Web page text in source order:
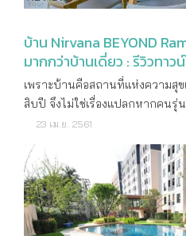
ตลอด 24 ชม. ราคา : เริ่มต้น 1,690,000 บาท ค่าส่วนกลาง : 35
บาท ต่อตร.วา. ปีที่สร้างเสร็จ : พร้
: EXTRA FUNCTION เหนือกว่า
ห้องน้ำ พร้อมเพิ่มฟังก์ชันพิเศษ อ
ทาวน์โฮม 2 ชั้น มีห้องอเนกประส
เป็นห้องต่างๆ ได้ตามต้องการ พิเ
นวัตกรรมครัวไทย ติดถนนใหญ่ ใ
สาธารณะใกล้เคียง : ทางด่วน
สถานที่ใกล้เคียง : BigC
เจริญผล,รร.นานาชาตินอริช
บ้าน Nirvana BEYOND
มากกว่าบ้านเดี่ยว : รีวิวทาว
เพราะบ้านคือสถานที่แห่งความสุขและจะอยู่คู่กับเราไปอีกหลายสิบปี จึงไม่ใช่เรื่องแปลกหากคนรุ่นใหม่จะเลือกบ้านที่สมบูรณ์พร้อม ทั้งเรื่องของทำเลที่ต้องเดินทางรวดเร็วเชื่อมต่อชีวิตเมืองเป็นเรื่องง่าย ความสวยงามของดีไซน์และฟังก์ชั่นการใช้งานในบ้าน ความเงียบสงบที่ชวนให้ทุกวันเป็นวันพักผ่อน หรือแม้กระทั่งสังคมเพื่อนบ้านที่เราสามารถออกแบบเองได้รวมไปจนถึงสิ่งอำนวยความสะดวกสบายโดยรอบต้องครบครัน ซึ่งการจะหาบ้านที่ตอบโจทย์ความต้องการและตรงกับไลฟ์สไตล์ของคนเมืองรุ่นใหม่ก็ไม่ใช่เรื่องยากอีกต่อไป เพราะวันนี้เรามีบ้านเดี่ยว “Nirvana BEYOND Rama 2 (เนอวานา บียอนด์ พระราม 2)” โครงการระดับลักซ์ชัวรี่ของ บริษัท เนอวานา ไดอิ จำกัด (มหาชน) ที่มีสภาพแวดล้อมสวยงามและสมบูรณ์ที่สุดในโซนพระราม 2 มาแนะนำในวันนี้ สำหรับโครงการ “เนอวานา บียอนด์ พระราม 2” ตั้งอยู่ติดถนนใหญ่พระราม 2 ฝั่งขาออกเมืองที่มุ่งหน้าไปทางสมุทรสาคร ระหว่างทางแยกไปถนนบางขุนเทียน-ชายทะเล หรือทางผ่านจากกรุงเทพไปชะอำ-หัวหิน โดยทำเลฝั่งพระราม 2 ถือว่าเป็นทำเลฝั่งธนทางตอนใต้ที่เหล่าดีเวลลอปเปอร์สนใจลงทุนพัฒนาเป็นอสังหาฯ ประเภทที่อยู่อาศัยทั้งโครงการบ้านเดี่ยว และทาวน์โฮมต่างๆ จุดเด่นคือมีถนนให้สามารถเลือกใช้และเชื่อมต่อไปได้หลายเส้นทาง อาทิ ถนนบางขุนเทียน, วงแหวนรอบนอก, ถนนพุทธบูชา, ถนนประชาอุทิศ, ถนนสุขสวัสดิ์ที่มีรถไฟฟ้าสายสีม่วงวิ่งผ่าน แถมยังอยู่ไม่ไกลจากจุดขึ้นลงทางด่วนเฉลิมมหานครด่านพระราม 2 ที่สามารถใช้วิ่งเข้าเมือง ข้ามแม่น้ำเจ้าพระยาตรงไปถนนสาทร และถนนพระราม 3 ได้สะดวก ทำให้การเดินทางโดยใช้รถยนต์เป็นเรื่องที่ง่ายและสะดวกมากๆ ในส่วนของการเดินทางด้วยรถสาธารณะก็จัดว่าสะดวกสบายไม่แพ้กันเลยนะคะ เพราะอย่างที่บอกว่าตัวโครงการตั้งอยู่ติดถนนใหญ่อย่างถนนพระราม 2 ที่มีหลายเลนส์ ทำให้มีรถโดยสารประจำทาง รถตู้ และรถสองแถววิ่งผ่านไปมาเป็นจำนวนมาก แม้ตัวโครงการจะตั้งอยู่ฝั่งขาออกเมืองแต่บริเวณหน้าโครงการยังมีป้ายรถเมล์ และสะพานลอยให้ข้ามไปฝั่งตรงข้ามเพื่อเข้าเมืองได้สะดวก ซึ่งปัจจุบันยังไม่มีเส้นทางคมนาคมอย่างเส้นทางรถไฟฟ้าหรือรถใต้ดินนะคะ แต่ในอนาคตจะมีรถไฟฟ้าสายสีม่วง เตาปูน – ราษฎร์บูรณะ วิ่งผ่านบนถนนสุขสวัสดิ์นี้แน่นอนค่ะ โดยสถานีที่อยู่ใกล้โครงการคือสถานีดาวคะนอง เรียกได้ว่าถ้าก่อสร้างเสร็จเมื่อไหร่ การเดินทางก็ยิ่งเป็นเรื่องง่ายและสะดวกมากขึ้นเท่านั้น ในเรื่องของอาหารการกินก็ไม่น้อยหน้าการเดินทางเลยนะคะ เพราะพิกัดใกล้ๆ โครงการยังมีสิ่งอำนวยความสะดวกมากมายไม่ว่าจะเป็น Tesco Lotus (ห่างจากโครงการประมาณ 900 เมตร) หรือ Big C ฝั่งตรงข้ามที่สามารถเดินได้ประมาณ 700 เมตรเท่านั้น แถมยังมี HomePro, Central พระราม 2 ที่ตั้งอยู่บนถนนพระราม 2 และห่างจากที่ตั้งโครงการในรัศมี 2 กิโลเมตร นับว่ามีความอุดมสมบูรณ์มากทีเดียว นอกจากนี้ยังมีโรงพยาบาลชั้นนำมากมาย อาทิ โรงพยาบาลพระราม2, โรงพยาบาลบางมด, โรงพยาบาลบางปะกอก 9 International, โรงพยาบาลบางปะกอก 1 และโรงพยาบาลราษฎร์บูรณะ ขยับไปอีกหน่อยก็มีสถานศึกษาชั้นนำอย่างโรงเรียนสวนกุหลาบธนบุรี รวมไปจนถึงสถาบันพระจอมเกล้าธนบุรีอยู่ตรงถนนประชาอุทิศ ก็ล้วนแต่ตอบโจทย์การอยู่อาศัยอย่างแท้จริง ภาพรวมโครงการ โครงการ “เนอวานา บียอนด์ พระราม 2” เป็นโครงการบ้านเดี่ยว 2 ชั้น ที่คุณจะมีเพื่อนบ้านร่วมแบ่งปันความสุขเพียง 120 หลังเท่านั้น จึงได้เปรียบเรื่องความเป็นส่วนตัว เงียบสงบ เหมาะกับการพักผ่อนอย่างแท้จริง บนเนื้อที่โครงการประมาณ 42 ไร่ สามารถเข้าถึงได้ทางเดียวจากถนนพระราม 2 ฝั่งมุ่งหน้าไปทางสมุทรสาคร ปัจจุบันเป็นโครงการที่แล้วเสร็จประมาณหนึ่ง และยังมียูนิตที่กำลังก่อสร้างเป็น Backlog อีกนิดหน่อยค่ะ การจัดสัดส่วนของโครงการบริเวณซุ้มทางเข้าจะมีป้อมยามตั้งอยู่ตรงกลางระหว่างทางเข้า-ออก โดยอุ่นใจไปด้วยระบบรักษาความปลอดภัยตลอด 24 ชั่วโมง ทั้งกล้องวงจรปิด CCTV และประตู Double Gate Security เป็นแบบ Remote access ระยะไกลแบบ Easy pass ที่จะเลื่อนประตูหน้าโครงการให้รถสามารถเข้าไปได้ ซุ้มทางเข้าโครงการจะเป็นซุ้มสไตล์โมเดิร์น ที่ดูโดดเด่นด้วยหลังคาขนาดใหญ่ปกคลุมทั้งทางเข้า-ออกเลยนะคะ ขวามือเป็นป้ายชื่อ Nirvana และซ้ายมือคือป้ายชื่อโครงการ Beyond นั่นเองค่ะ โดยป้อมรปภ.จะอยู่ทางขวาใกล้กับประตูเล็กๆ ค่ะ ผ่านซุ้มรปภ. และประตูเลื่อนหน้าโครงการเข้ามาจะเป็นถนนหลักของโครงการที่กว้างประมาณ 13 เมตร เมื่อคุณภาพชีวิตที่ดีและเพียบพร้อมไปด้วยความสุขของทุกคนในครอบครัวเป็นสิ่งสำคัญ ทางโครงการยังจัดสรรพื้นที่ส่วนกลางให้ตอบทุกความต้องการของไลฟ์สไตล์ที่ต่างกัน ลูกบ้านทุกหลังจึงสามารถมาทำกิจกรรมที่หลากหลายในบริเวณ Club House 2 ชั้น ที่ตั้งอยู่บริเวณขวามือติดซุ้มทางเข้าออกโครงการ ประกอบไปด้วยสระว่ายน้ำขนาดมาตรฐาน, ห้องฟิตเนสพร้อมอุปกรณ์สำหรับออกกำลังกายครบครัน รวมไปถึงสวนสาธารณะขนาดกว้างที่มีพื้นที่ให้เดินเล่น วิ่งออกกำลังกาย และกิจกรรมอื่นๆ ของเด็กเล็ก ติดซุ้มโครงการฝั่งขวามือเป็น Clubhouse ภายในรองรับที่จอดรถได้ประมาณ 6 คัน ซึ่งแบ่งห้องออกเป็นห้องฟิตเนส ห้องรับรอง ห้องน้ำ และส่วนที่นั่งพักผ่อนชมสวน ส่วนชั้น 2 จะมีสระว่ายน้ำและ Sunken seat รวมถึงพื้นที่ล้างตัวและห้องน้ำค่ะ ภายในห้องฟิตเนสโอบล้อมด้วยกระจกใส ให้ลูกบ้านสามารถออกกำลังกายไปด้วยชมวิวไปด้วยได้อย่างเพลิดเพลิน นอกจากสามารถมองวิวสวนได้อย่างจุใจแล้ว ภายในห้องฟิตเนสเต็มไปด้วยอุปกรณ์และเครื่องออกกำลังกายอย่างครบครันเลยนะคะ ด้านหน้าระหว่างห้องรับรองและห้องฟิตเนสทางโครงการได้จัดเฟอร์นิเจอร์ไว้ให้นั่งพักผ่อนด้วยค่ะ วิวสวนบริเวณ Clubhouse ค่ะ จากสวนมองกลับไปที่ Clubhouse ของโครงการค่ะ เมื่อเดินไต่บันไดขึ้นมาชั้น 2 ฝั่งขวามือจะเป็นสระว่ายน้ำที่มีทั้งส่วนกลางแจ้งและในร่ม พร้อมที่นั่งพักผ่อนในร่มข้างสระ ติดกับทางขึ้นลงคลับเฮ้าส์ จะมีชุดที่นั่งแบบ Sunken Seat วิวสวนอยู่ สระว่ายน้ำเป็นสระระบบเกลือแบบน้ำล้นนะคะ แบ่งออกเป็นสะเด็กและผู้ใหญ่ ข้างสระอีกฝั่งด้านซ้ายจะมีห้องน้ำและจุดล้างตัวนะคะ บริเวณข้างสระด้านขวาจะมีที่นั่งในร่มด้วยค่ะ ที่นั่งในร่มข้างสระใช้กันแดดกันฝนได้ มีทั้งโซฟาแบบ Day bed และแบบม้านั่ง
23 เม.ย. 2561